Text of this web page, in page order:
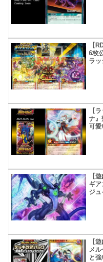
【
6枚
ラッ
【
ナ』
可愛
【
ギ
ジュ
【
メ
と